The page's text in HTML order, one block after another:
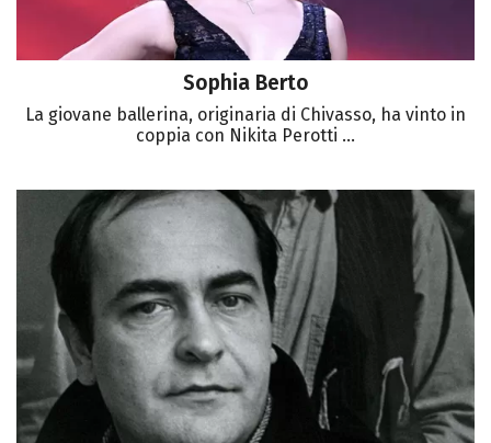
Sophia Berto
La giovane ballerina, originaria di Chivasso, ha vinto in
coppia con Nikita Perotti ...